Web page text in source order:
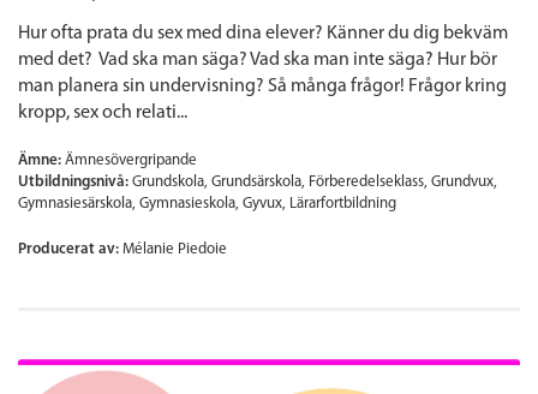
Hur ofta prata du sex med dina elever? Känner du dig bekväm
med det? Vad ska man säga? Vad ska man inte säga? Hur bör
man planera sin undervisning? Så många frågor! Frågor kring
kropp, sex och relati...
Ämne: Ämnesövergripande
Utbildningsnivå: Grundskola Grundsärskola Förberedelseklass Grundvux
Gymnasiesärskola Gymnasieskola Gyvux Lärarfortbildning
Producerat av: Mélanie Piedoie